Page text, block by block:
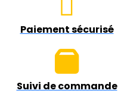
Paiement sécurisé
Suivi de commande